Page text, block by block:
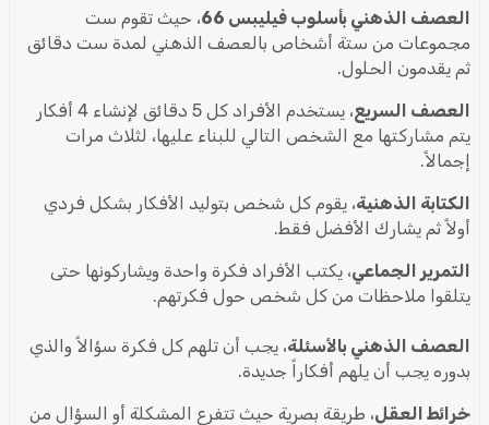
العصف الذهني بأسلوب فيليبس 66
، حيث تقوم ست
مجموعات من ستة أشخاص بالعصف الذهني لمدة ست دقائق
ثم يقدمون الحلول.
العصف السريع
، يستخدم الأفراد كل 5 دقائق لإنشاء 4 أفكار
يتم مشاركتها مع الشخص التالي للبناء عليها، لثلاث مرات
إجمالاً.
الكتابة الذهنية، يقوم كل شخص بتوليد الأفكار بشكل فردي
أولاً ثم يشارك الأفضل فقط.
التمرير الجماعي، يكتب الأفراد فكرة واحدة ويشاركونها حتى
يتلقوا ملاحظات من كل شخص حول فكرتهم.
العصف الذهني بالأسئلة، يجب أن تلهم كل فكرة سؤالاً والذي
بدوره يجب أن يلهم أفكاراً جديدة.
خرائط العقل، طريقة بصرية حيث تتفرع المشكلة أو السؤال من